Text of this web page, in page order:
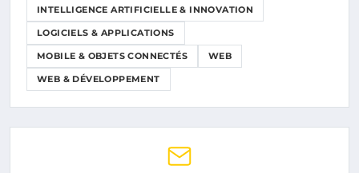
INTELLIGENCE ARTIFICIELLE & INNOVATION
LOGICIELS & APPLICATIONS
MOBILE & OBJETS CONNECTÉS WEB
WEB & DÉVELOPPEMENT